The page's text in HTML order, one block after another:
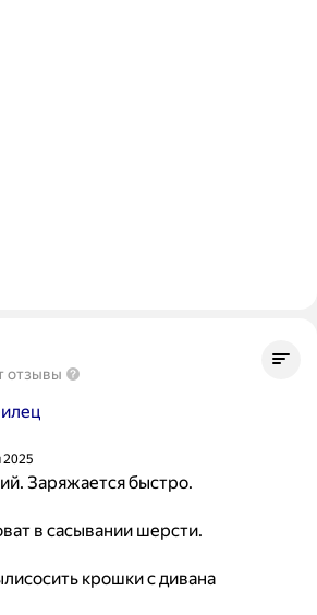
отзывы
2025
Заряжается быстро.
в сасывании шерсти.
крошки с дивана